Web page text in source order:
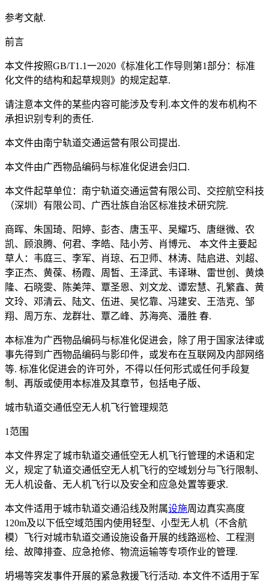
参考文献.
前言
本文件按照GB/T1.1一2020《标准化工作导则第1部分：标准
化文件的结构和起草规则》的规定起草.
请注意本文件的某些内容可能涉及专利.本文件的发布机构不
承担识别专利的责任.
本文件由南宁轨道交通运营有限公司提出.
本文件由广西物品编码与标准化促进会归口.
本文件起草单位：南宁轨道交通运营有限公司、交控航空科技
（深圳）有限公司、广西壮族自治区标准技术研究院.
商晖、朱国琦、阳婷、彭杏、唐玉平、吴耀巧、唐继微、农
凯、顾浪腾、何君、李皓、陆小芳、肖博元、 本文件主要起
草人：韦庭三、李军、肖琼、石卫师、林涛、陆启进、刘超、
李正杰、黄葆、杨霞、周皙、王泽武、韦译琳、雷世创、黄焕
隆、石晓雯、陈美萍、覃圣恩、刘文龙、谭宏慧、孔繁鑫、黄
文玲、邓清云、陆文、伍进、吴忆靠、冯建安、王浩克、邹
翔、周万东、龙群壮、覃乙峰、苏海亮、潘胜 春.
本标准为广西物品编码与标准化促进会，除了用于国家法律或
事先得到广西物品编码与影印件，或发布在互联网及内部网络
等. 标准化促进会的许可外，不得以任何形式或任何手段复
制、再版或使用本标准及其章节，包括电子版、
城市轨道交通低空无人机飞行管理规范
1范围
本文件界定了城市轨道交通低空无人机飞行管理的术语和定
义，规定了轨道交通低空无人机飞行的空域划分与飞行限制、
无人机设备、无人机飞行以及安全和应急处置等要求.
本文件适用于城市轨道交通沿线及附属设施周边真实高度
120m及以下低空域范围内使用轻型、小型无人机（不含航
模）飞行对城市轨道交通设施设备开展的线路巡检、工程测
绘、故障排查、应急抢修、物流运输等专项作业的管理.
坍場等突发事件开展的紧急救援飞行活动. 本文件不适用于军